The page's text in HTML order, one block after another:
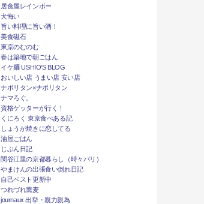
居食屋レインボー
犬悔い
旨い料理に旨い酒！
美食磁石
東京のむのむ
春は築地で朝ごはん
イケ麺 USHIO'S BLOG
おいしい店 うまい店 安い店
ナポリタン×ナポリタン
ナマろぐ。
資格ゲッターが行く！
くにろく 東京食べある記
しょうが焼きに恋してる
油屋ごはん
じぶん日記
関谷江里の京都暮らし（時々パリ）
やまけんの出張食い倒れ日記
自己ベスト更新中
つれづれ蕎麦
journaux 出挙・親力親為